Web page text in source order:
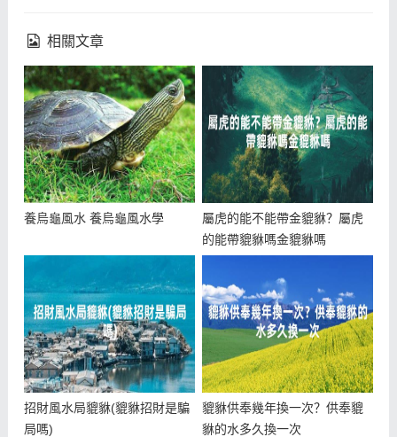
相關文章
養烏龜風水 養烏龜風水學
屬虎的能不能帶金貔貅？屬虎
的能帶貔貅嗎金貔貅嗎
招財風水局貔貅(貔貅招財是騙
局嗎)
貔貅供奉幾年換一次？供奉貔
貅的水多久換一次